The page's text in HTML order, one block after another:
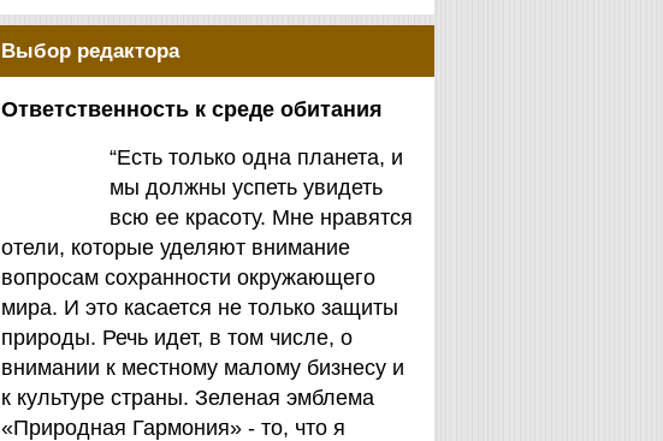
Выбор редактора
Ответственность к среде обитания
“Есть только одна планета, и
мы должны успеть увидеть
всю ее красоту. Мне нравятся
отели, которые уделяют внимание
вопросам сохранности окружающего
мира. И это касается не только защиты
природы. Речь идет, в том числе, о
внимании к местному малому бизнесу и
к культуре страны. Зеленая эмблема
«Природная Гармония» - то, что я